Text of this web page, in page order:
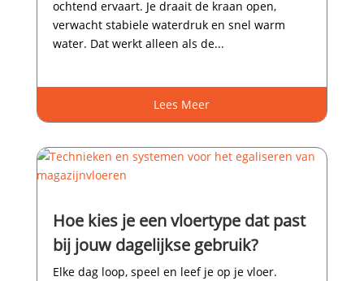
ochtend ervaart.​ Je draait de kraan open,
verwacht stabiele waterdruk en snel warm
water.​ Dat werkt alleen als de...
Lees Meer
Hoe kies je een vloertype dat past
bij jouw dagelijkse gebruik?
Elke dag loop, speel en leef je op je vloer.​